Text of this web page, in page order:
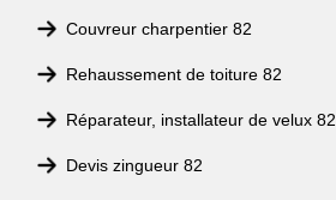
Couvreur charpentier 82
Rehaussement de toiture 82
Réparateur, installateur de velux 82
Devis zingueur 82